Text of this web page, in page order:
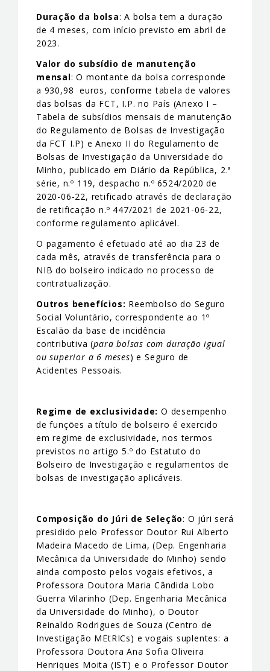
Duração da bolsa: A bolsa tem a duração
de 4 meses, com início previsto em abril de
2023.
Valor do subsídio de manutenção
mensal: O montante da bolsa corresponde
a 930,98 euros, conforme tabela de valores
das bolsas da FCT, I.P. no País (Anexo I –
Tabela de subsídios mensais de manutenção
do Regulamento de Bolsas de Investigação
da FCT I.P) e Anexo II do Regulamento de
Bolsas de Investigação da Universidade do
Minho, publicado em Diário da República, 2.ª
série, n.º 119, despacho n.º 6524/2020 de
2020-06-22, retificado através de declaração
de retificação n.º 447/2021 de 2021-06-22,
conforme regulamento aplicável.
O pagamento é efetuado até ao dia 23 de
cada mês, através de transferência para o
NIB do bolseiro indicado no processo de
contratualização.
Outros benefícios: Reembolso do Seguro
Social Voluntário, correspondente ao 1º
Escalão da base de incidência
contributiva (para bolsas com duração igual
ou superior a 6 meses) e Seguro de
Acidentes Pessoais.
Regime de exclusividade: O desempenho
de funções a título de bolseiro é exercido
em regime de exclusividade, nos termos
previstos no artigo 5.º do Estatuto do
Bolseiro de Investigação e regulamentos de
bolsas de investigação aplicáveis.
Composição do Júri de Seleção: O júri será
presidido pelo Professor Doutor Rui Alberto
Madeira Macedo de Lima, (Dep. Engenharia
Mecânica da Universidade do Minho) sendo
ainda composto pelos vogais efetivos, a
Professora Doutora Maria Cândida Lobo
Guerra Vilarinho (Dep. Engenharia Mecânica
da Universidade do Minho), o Doutor
Reinaldo Rodrigues de Souza (Centro de
Investigação MEtRICs) e vogais suplentes: a
Professora Doutora Ana Sofia Oliveira
Henriques Moita (IST) e o Professor Doutor